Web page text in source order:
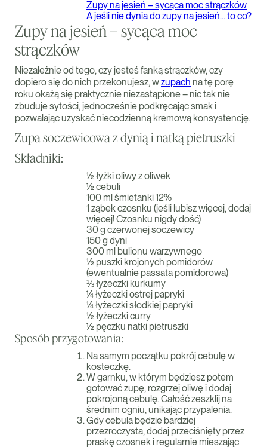
Zupy na jesień – sycąca moc strączków
A jeśli nie dynia do zupy na jesień… to co?
Zupy na jesień – sycąca moc
strączków
Niezależnie od tego, czy jesteś fanką strączków, czy
dopiero się do nich przekonujesz, wzupach na tę porę
roku okażą się praktycznie niezastąpione – nic tak nie
zbuduje sytości, jednocześnie podkręcając smak i
pozwalając uzyskać niecodzienną kremową konsystencję.
Zupa soczewicowa z dynią i natką pietruszki
Składniki:
½ łyżki oliwy z oliwek
½ cebuli
100 ml śmietanki 12%
1 ząbek czosnku (jeśli lubisz więcej, dodaj
więcej! Czosnku nigdy dość)
30 g czerwonej soczewicy
150 g dyni
300 ml bulionu warzywnego
½ puszki krojonych pomidorów
(ewentualnie passata pomidorowa)
⅓ łyżeczki kurkumy
¼ łyżeczki ostrej papryki
¼ łyżeczki słodkiej papryki
½ łyżeczki curry
½ pęczku natki pietruszki
Sposób przygotowania:
Na samym początku pokrój cebulę w
kosteczkę.
W garnku, w którym będziesz potem
gotować zupę, rozgrzej oliwę i dodaj
pokrojoną cebulę. Całość zeszklij na
średnim ogniu, unikając przypalenia.
Gdy cebula będzie bardziej
przezroczysta, dodaj przeciśnięty przez
praskę czosnek i regularnie mieszając